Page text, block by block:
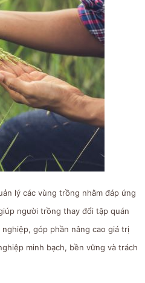
lý các vùng trồng nhằm đáp ứng
người trồng thay đổi tập quán
góp phần nâng cao giá trị
minh bạch, bền vững và trách